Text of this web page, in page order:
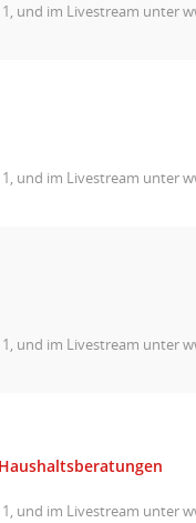
1, und im Livestream unter
1, und im Livestream unter
und im Livestream unter
und im Livestream unter